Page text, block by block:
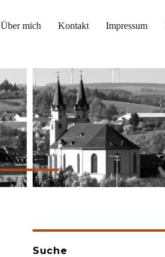
Über mich Kontakt Impressum
Suche